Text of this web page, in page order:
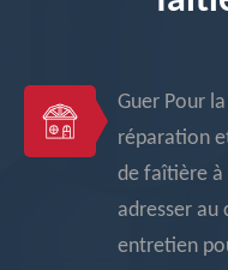
Guer Pour
réparation
de faîtière à
adresser au
entretien